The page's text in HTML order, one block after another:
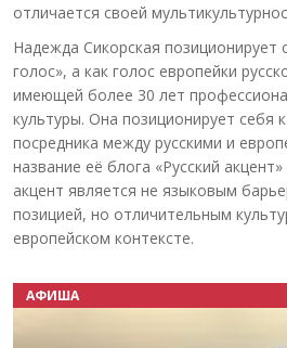
отличается своей
Надежда Сикорская позиционирует
голос», а как голос европейки
имеющей более 30 лет
культуры. Она позиционирует себя
посредника между русскими и
название её блога «Русский
акцент является не языковым
позицией, но отличительным
европейском контексте.
АФИША